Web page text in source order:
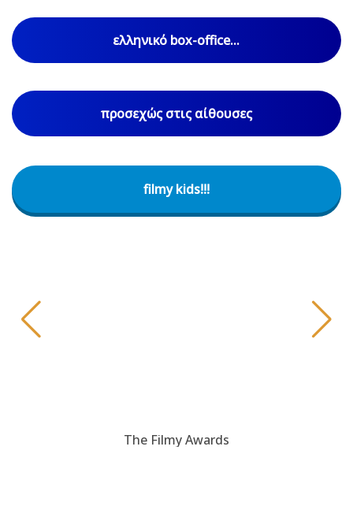
ελληνικό box-office...
προσεχώς στις αίθουσες
filmy kids!!!
The Filmy Awards